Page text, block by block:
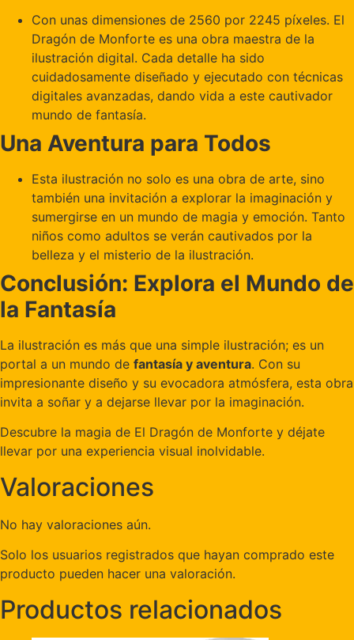
Con unas dimensiones de 2560 por 2245 píxeles. El
Dragón de Monforte es una obra maestra de la
ilustración digital. Cada detalle ha sido
cuidadosamente diseñado y ejecutado con técnicas
digitales avanzadas, dando vida a este cautivador
mundo de fantasía.
Una Aventura para Todos
Esta ilustración no solo es una obra de arte, sino
también una invitación a explorar la imaginación y
sumergirse en un mundo de magia y emoción. Tanto
niños como adultos se verán cautivados por la
belleza y el misterio de la ilustración.
Conclusión: Explora el Mundo de
la Fantasía
La ilustración es más que una simple ilustración; es un
portal a un mundo de fantasía y aventura. Con su
impresionante diseño y su evocadora atmósfera, esta obra
invita a soñar y a dejarse llevar por la imaginación.
Descubre la magia de El Dragón de Monforte y déjate
llevar por una experiencia visual inolvidable.
Valoraciones
No hay valoraciones aún.
Solo los usuarios registrados que hayan comprado este
producto pueden hacer una valoración.
Productos relacionados